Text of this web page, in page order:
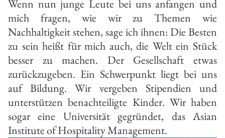
Wenn nun junge Leute bei uns anfangen und
mich fragen, wie wir zu Themen wie
Nachhaltigkeit stehen, sage ich ihnen: Die Besten
zu sein heißt für mich auch, die Welt ein Stück
besser zu machen. Der Gesellschaft etwas
zurückzugeben. Ein Schwerpunkt liegt bei uns
auf Bildung. Wir vergeben Stipendien und
unterstützen benachteiligte Kinder. Wir haben
sogar eine Universität gegründet, das Asian
Institute of Hospitality Management.